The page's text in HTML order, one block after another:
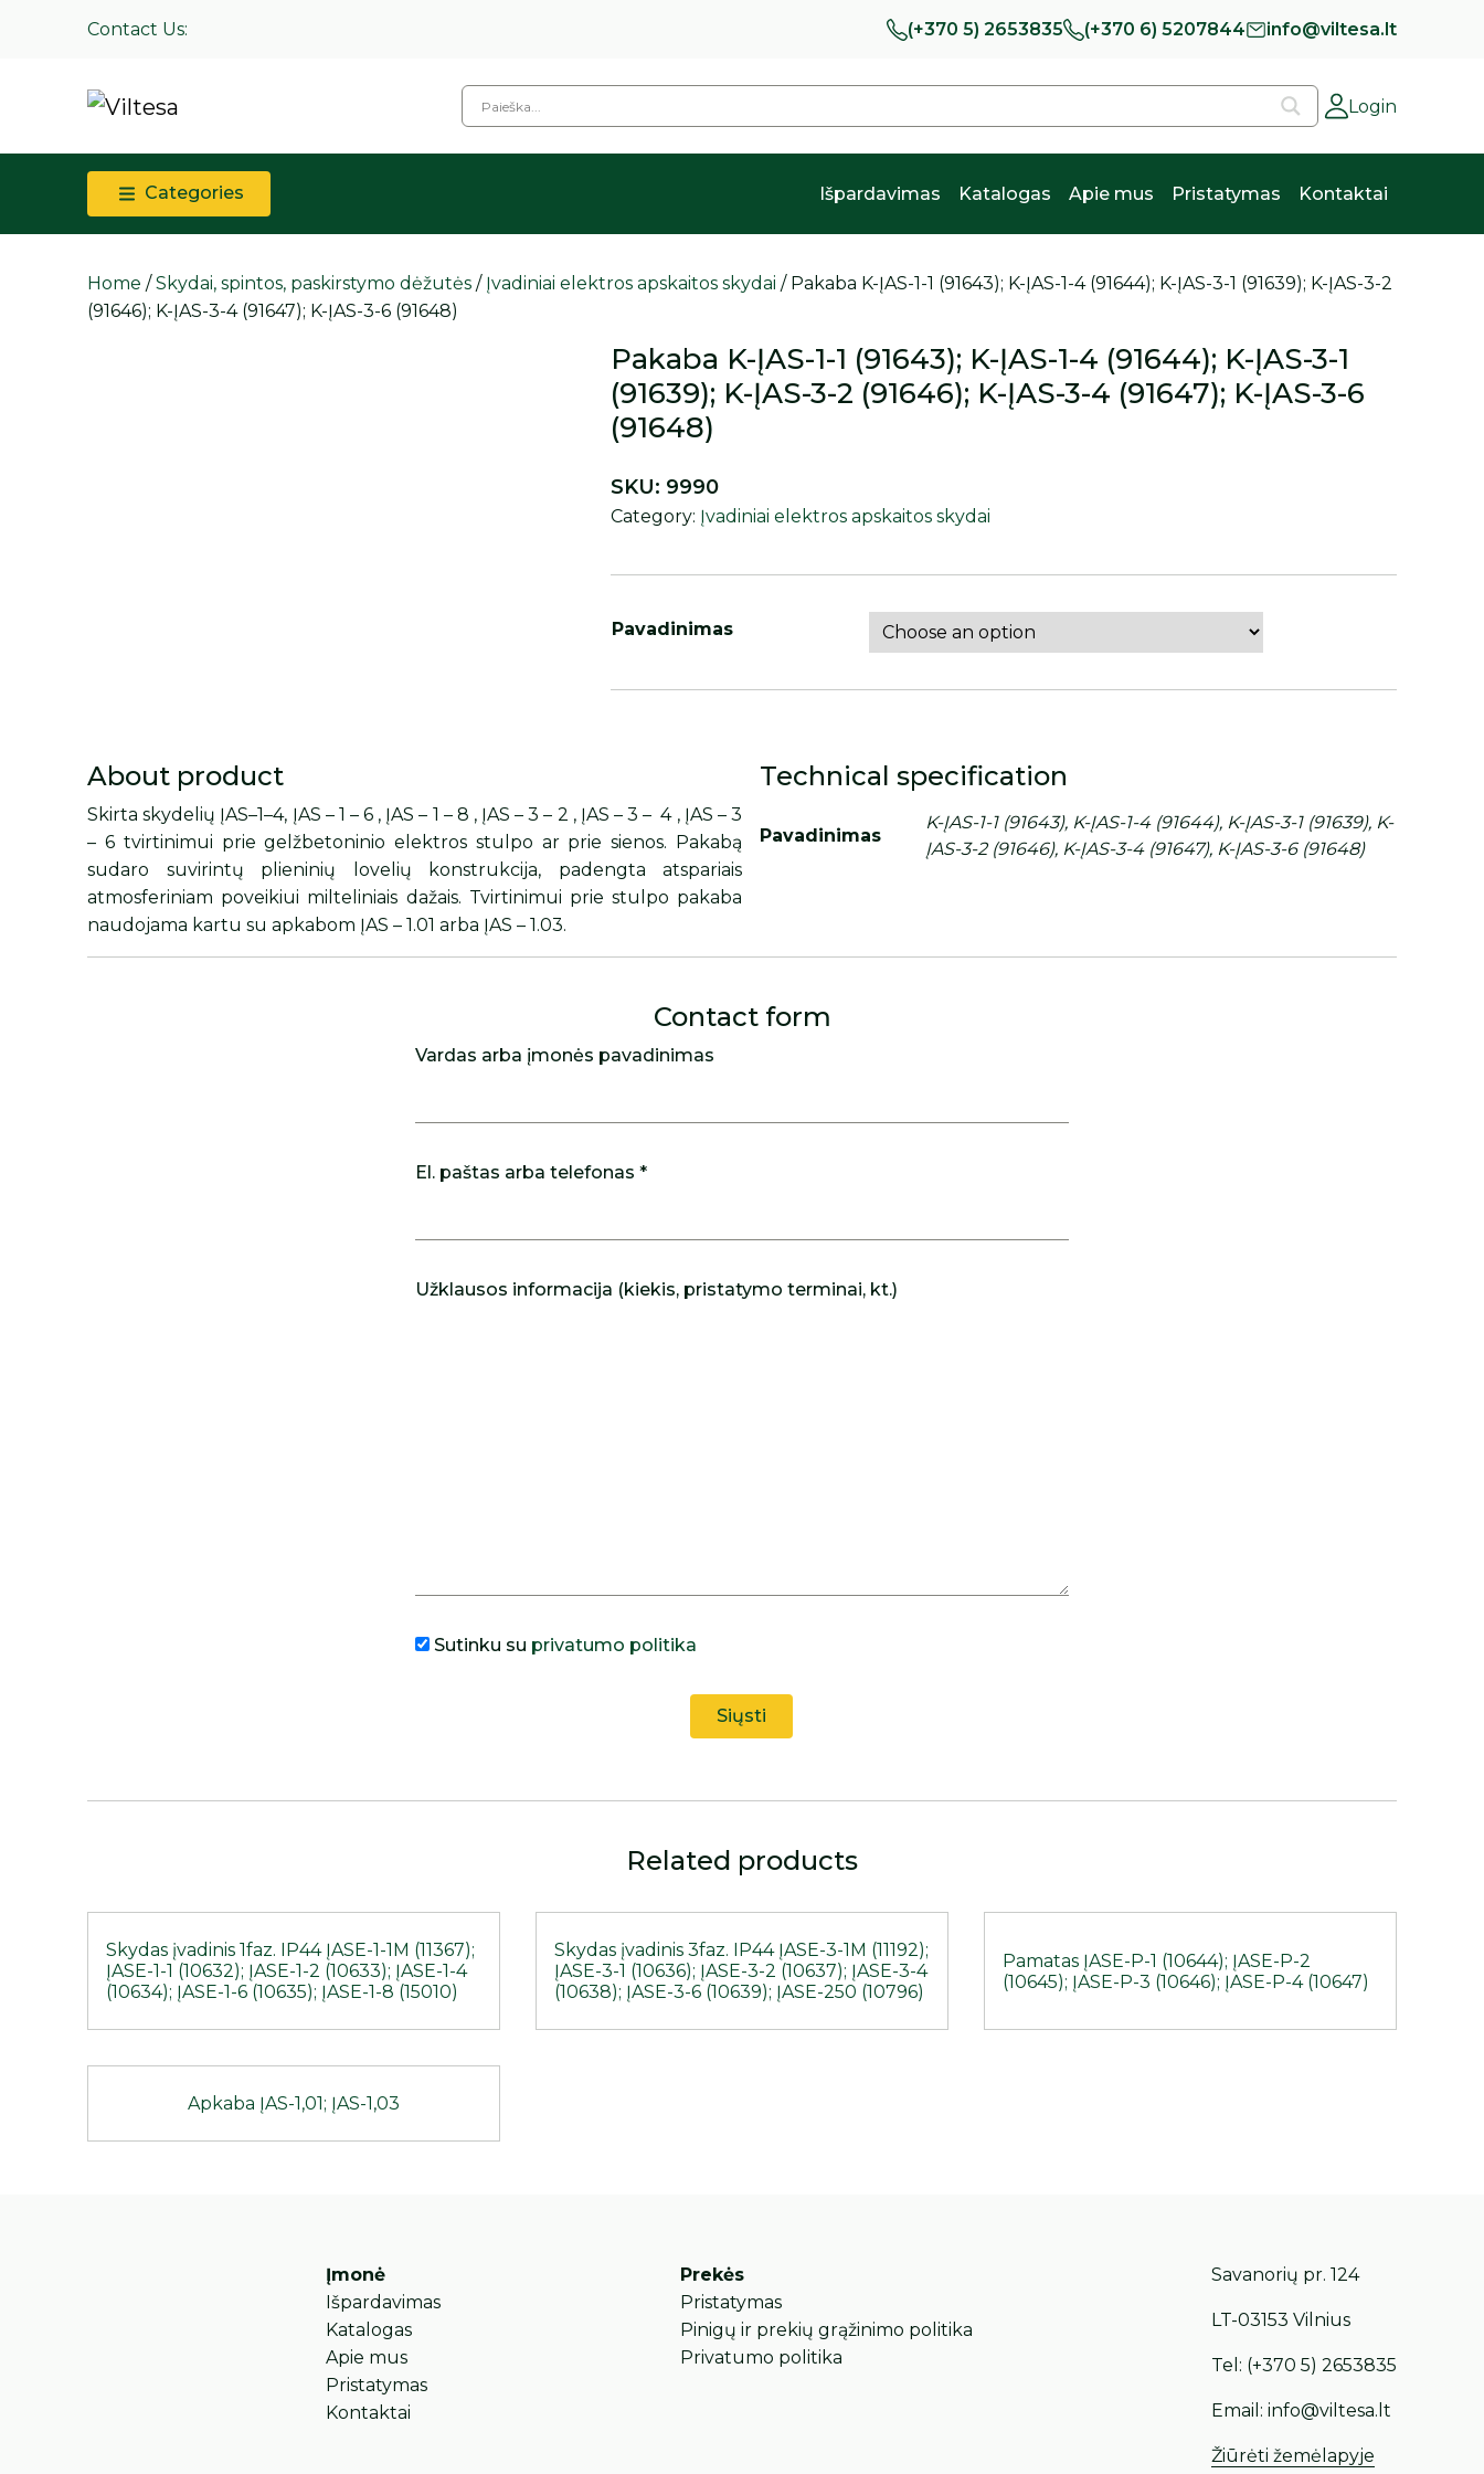
Contact Us: (+370 5) 2653835 (+370 6) 5207844 info@viltesa.lt
Login
Categories Išpardavimas Katalogas Apie mus Pristatymas Kontaktai
Home /Skydai, spintos, paskirstymo dėžutės / Įvadiniai elektros apskaitos skydai / Pakaba K-ĮAS-1-1 (91643); K-ĮAS-1-4 (91644); K-ĮAS-3-1 (91639); K-ĮAS-3-2
(91646); K-ĮAS-3-4 (91647); K-ĮAS-3-6 (91648)
Pakaba K-ĮAS-1-1 (91643); K-ĮAS-1-4 (91644); K-ĮAS-3-1
(91639); K-ĮAS-3-2 (91646); K-ĮAS-3-4 (91647); K-ĮAS-3-6
(91648)
Pavadinimas
SKU: 9990
Category: Įvadiniai elektros apskaitos skydai
About product
Skirta skydelių ĮAS–1–4, ĮAS – 1 – 6 , ĮAS – 1 – 8 , ĮAS – 3 – 2 , ĮAS – 3 – 4 , ĮAS – 3
– 6 tvirtinimui prie gelžbetoninio elektros stulpo ar prie sienos. Pakabą
sudaro suvirintų plieninių lovelių konstrukcija, padengta atspariais
atmosferiniam poveikiui milteliniais dažais. Tvirtinimui prie stulpo pakaba
naudojama kartu su apkabom ĮAS – 1.01 arba ĮAS – 1.03.
Technical specification
Pavadinimas
K-ĮAS-1-1 (91643), K-ĮAS-1-4 (91644), K-ĮAS-3-1 (91639), K-
ĮAS-3-2 (91646), K-ĮAS-3-4 (91647), K-ĮAS-3-6 (91648)
Contact form
Vardas arba įmonės pavadinimas
El. paštas arba telefonas *
Užklausos informacija (kiekis, pristatymo terminai, kt.)
Sutinku su privatumo politika
Related products
Skydas įvadinis 1faz. IP44 ĮASE-1-1M (11367);
ĮASE-1-1 (10632); ĮASE-1-2 (10633); ĮASE-1-4
(10634); ĮASE-1-6 (10635); ĮASE-1-8 (15010)
Skydas įvadinis 3faz. IP44 ĮASE-3-1M (11192);
ĮASE-3-1 (10636); ĮASE-3-2 (10637); ĮASE-3-4
(10638); ĮASE-3-6 (10639); ĮASE-250 (10796)
Pamatas ĮASE-P-1 (10644); ĮASE-P-2
(10645); ĮASE-P-3 (10646); ĮASE-P-4 (10647)
Apkaba ĮAS-1,01; ĮAS-1,03
Įmonė
Išpardavimas
Katalogas
Apie mus
Pristatymas
Kontaktai
Prekės
Pristatymas
Pinigų ir prekių grąžinimo politika
Privatumo politika
Savanorių pr. 124
LT-03153 Vilnius
Tel: (+370 5) 2653835
Email: info@viltesa.lt
Žiūrėti žemėlapyje